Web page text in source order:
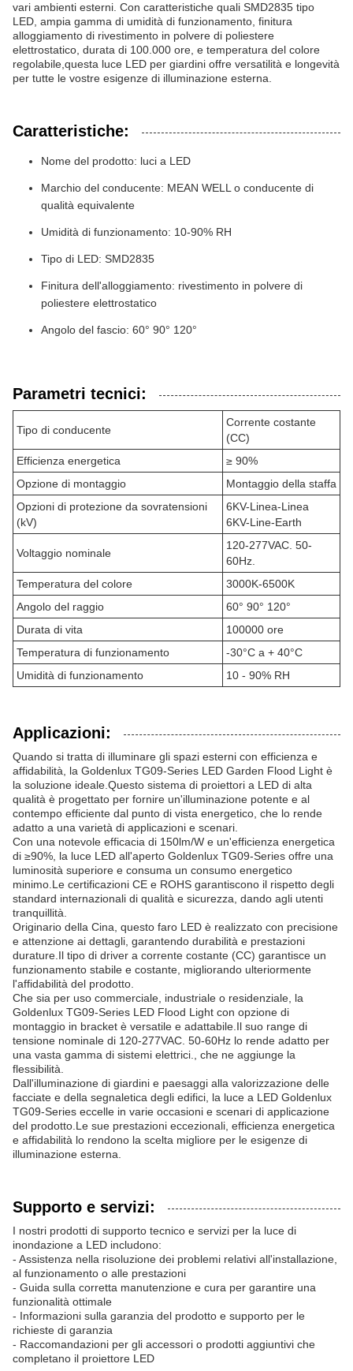
vari ambienti esterni. Con caratteristiche quali SMD2835 tipo
LED, ampia gamma di umidità di funzionamento, finitura
alloggiamento di rivestimento in polvere di poliestere
elettrostatico, durata di 100.000 ore, e temperatura del colore
regolabile,questa luce LED per giardini offre versatilità e longevità
per tutte le vostre esigenze di illuminazione esterna.
Caratteristiche:
Nome del prodotto: luci a LED
Marchio del conducente: MEAN WELL o conducente di
qualità equivalente
Umidità di funzionamento: 10-90% RH
Tipo di LED: SMD2835
Finitura dell'alloggiamento: rivestimento in polvere di
poliestere elettrostatico
Angolo del fascio: 60° 90° 120°
Parametri tecnici:
Tipo di conducente
Corrente costante
(CC)
Efficienza energetica
≥ 90%
Opzione di montaggio
Montaggio della staffa
Opzioni di protezione da sovratensioni
(kV)
6KV-Linea-Linea
6KV-Line-Earth
Voltaggio nominale
120-277VAC. 50-
60Hz.
Temperatura del colore
3000K-6500K
Angolo del raggio
60° 90° 120°
Durata di vita
100000 ore
Temperatura di funzionamento
-30°C a + 40°C
Umidità di funzionamento
10 - 90% RH
Applicazioni:
Quando si tratta di illuminare gli spazi esterni con efficienza e
affidabilità, la Goldenlux TG09-Series LED Garden Flood Light è
la soluzione ideale.Questo sistema di proiettori a LED di alta
qualità è progettato per fornire un'illuminazione potente e al
contempo efficiente dal punto di vista energetico, che lo rende
adatto a una varietà di applicazioni e scenari.
Con una notevole efficacia di 150lm/W e un'efficienza energetica
di ≥90%, la luce LED all'aperto Goldenlux TG09-Series offre una
luminosità superiore e consuma un consumo energetico
minimo.Le certificazioni CE e ROHS garantiscono il rispetto degli
standard internazionali di qualità e sicurezza, dando agli utenti
tranquillità.
Originario della Cina, questo faro LED è realizzato con precisione
e attenzione ai dettagli, garantendo durabilità e prestazioni
durature.Il tipo di driver a corrente costante (CC) garantisce un
funzionamento stabile e costante, migliorando ulteriormente
l'affidabilità del prodotto.
Che sia per uso commerciale, industriale o residenziale, la
Goldenlux TG09-Series LED Flood Light con opzione di
montaggio in bracket è versatile e adattabile.Il suo range di
tensione nominale di 120-277VAC. 50-60Hz lo rende adatto per
una vasta gamma di sistemi elettrici., che ne aggiunge la
flessibilità.
Dall'illuminazione di giardini e paesaggi alla valorizzazione delle
facciate e della segnaletica degli edifici, la luce a LED Goldenlux
TG09-Series eccelle in varie occasioni e scenari di applicazione
del prodotto.Le sue prestazioni eccezionali, efficienza energetica
e affidabilità lo rendono la scelta migliore per le esigenze di
illuminazione esterna.
Supporto e servizi:
I nostri prodotti di supporto tecnico e servizi per la luce di
inondazione a LED includono:
- Assistenza nella risoluzione dei problemi relativi all'installazione,
al funzionamento o alle prestazioni
- Guida sulla corretta manutenzione e cura per garantire una
funzionalità ottimale
- Informazioni sulla garanzia del prodotto e supporto per le
richieste di garanzia
- Raccomandazioni per gli accessori o prodotti aggiuntivi che
completano il proiettore LED